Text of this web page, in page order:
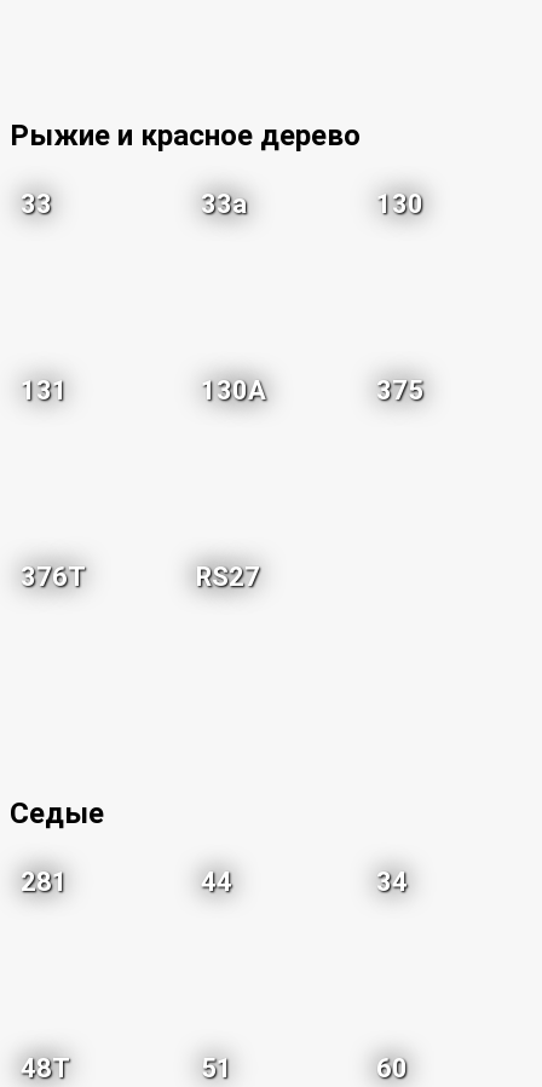
Рыжие и красное дерево
33 33a 130
131 130A 375
376T RS27
Седые
281 44 34
48T 51 60